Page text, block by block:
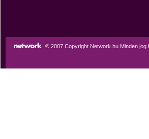
© 2007 Copyright Network.hu Minden jog